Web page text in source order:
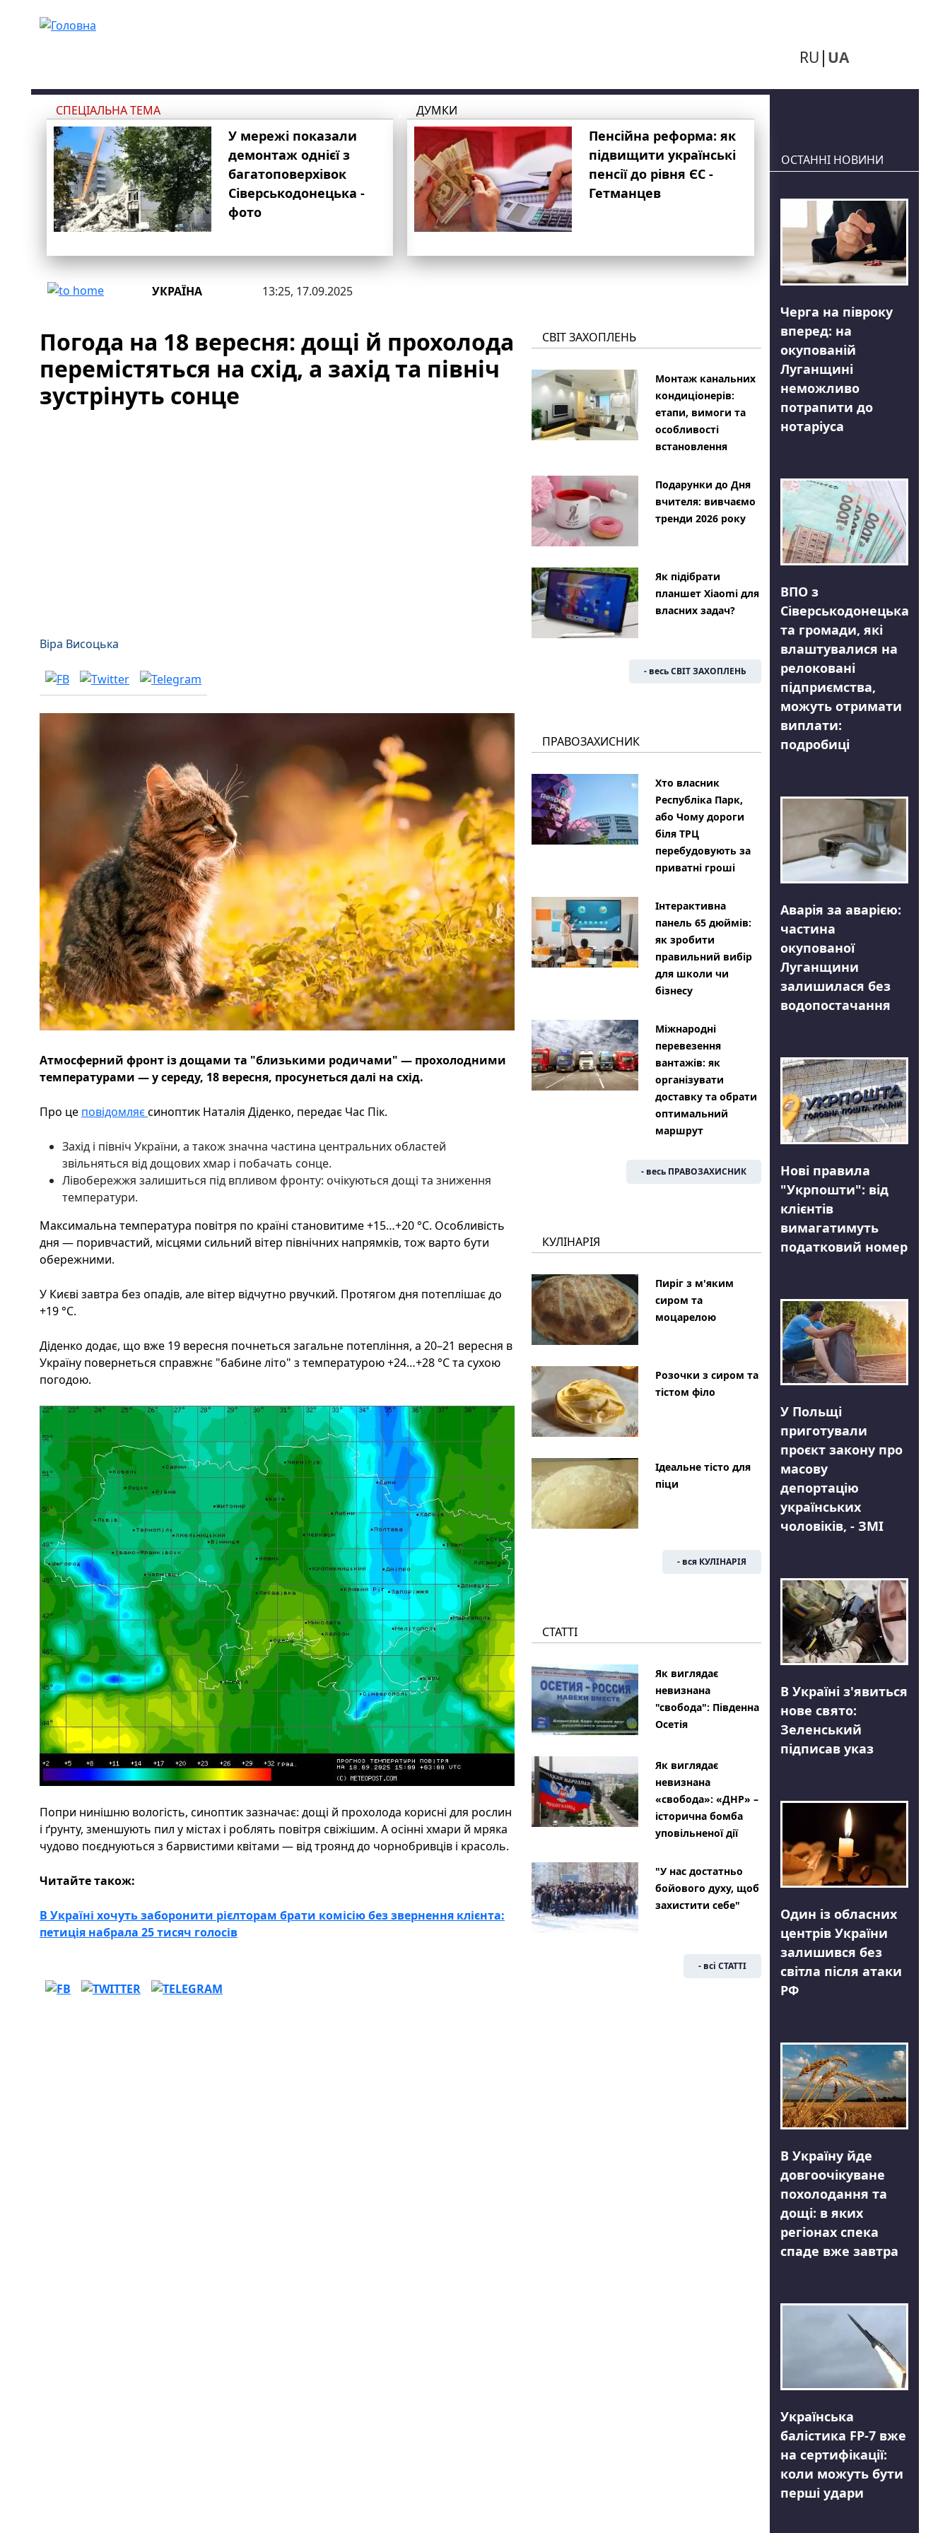
RU UA
СПЕЦІАЛЬНА ТЕМА
У мережі показали
демонтаж однієї з
багатоповерхівок
Сіверськодонецька -
фото
ДУМКИ
Пенсійна реформа: як
підвищити українські
пенсії до рівня ЄС -
Гетманцев
УКРАЇНА 13:25, 17.09.2025
Погода на 18 вересня: дощі й прохолода
перемістяться на схід, а захід та північ
зустрінуть сонце
Віра Висоцька
Атмосферний фронт із дощами та "близькими родичами" — прохолодними
температурами — у середу, 18 вересня, просунеться далі на схід.
Про це повідомляєсиноптик Наталія Діденко, передає Час Пік.
Захід і північ України, а також значна частина центральних областей
звільняться від дощових хмар і побачать сонце.
Лівобережжя залишиться під впливом фронту: очікуються дощі та зниження
температури.
Максимальна температура повітря по країні становитиме +15…+20 °C. Особливість
дня — поривчастий, місцями сильний вітер північних напрямків, тож варто бути
обережними.
У Києві завтра без опадів, але вітер відчутно рвучкий. Протягом дня потеплішає до
+19 °C.
Діденко додає, що вже 19 вересня почнеться загальне потепління, а 20–21 вересня в
Україну повернеться справжнє "бабине літо" з температурою +24…+28 °C та сухою
погодою.
Попри нинішню вологість, синоптик зазначає: дощі й прохолода корисні для рослин
і ґрунту, зменшують пил у містах і роблять повітря свіжішим. А осінні хмари й мряка
чудово поєднуються з барвистими квітами — від троянд до чорнобривців і красоль.
Читайте також:
В Україні хочуть заборонити рієлторам брати комісію без звернення клієнта:
петиція набрала 25 тисяч голосів
СВІТ ЗАХОПЛЕНЬ
Монтаж канальних
кондиціонерів:
етапи, вимоги та
особливості
встановлення
Подарунки до Дня
вчителя: вивчаємо
тренди 2026 року
Як підібрати
планшет Xiaomi для
власних задач?
- весь СВІТ ЗАХОПЛЕНЬ
ПРАВОЗАХИСНИК
Хто власник
Республіка Парк,
або Чому дороги
біля ТРЦ
перебудовують за
приватні гроші
Інтерактивна
панель 65 дюймів:
як зробити
правильний вибір
для школи чи
бізнесу
Міжнародні
перевезення
вантажів: як
організувати
доставку та обрати
оптимальний
маршрут
- весь ПРАВОЗАХИСНИК
КУЛІНАРІЯ
Пиріг з м'яким
сиром та
моцарелою
Розочки з сиром та
тістом філо
Ідеальне тісто для
піци
- вся КУЛІНАРІЯ
СТАТТІ
Як виглядає
невизнана
"свобода": Південна
Осетія
Як виглядає
невизнана
«свобода»: «ДНР» –
історична бомба
уповільненої дії
"У нас достатньо
бойового духу, щоб
захистити себе"
- всі СТАТТІ
ОСТАННІ НОВИНИ
Черга на півроку
вперед: на
окупованій
Луганщині
неможливо
потрапити до
нотаріуса
ВПО з
Сіверськодонецька
та громади, які
влаштувалися на
релоковані
підприємства,
можуть отримати
виплати:
подробиці
Аварія за аварією:
частина
окупованої
Луганщини
залишилася без
водопостачання
Нові правила
"Укрпошти": від
клієнтів
вимагатимуть
податковий номер
У Польщі
приготували
проєкт закону про
масову
депортацію
українських
чоловіків, - ЗМІ
В Україні з'явиться
нове свято:
Зеленський
підписав указ
Один із обласних
центрів України
залишився без
світла після атаки
РФ
В Україну йде
довгоочікуване
похолодання та
дощі: в яких
регіонах спека
спаде вже завтра
Українська
балістика FP-7 вже
на сертифікації:
коли можуть бути
перші удари